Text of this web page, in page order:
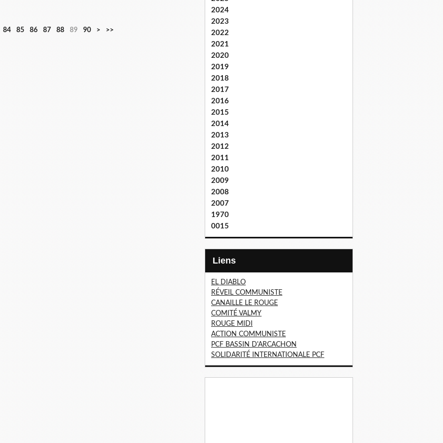
84 85 86 87 88 89 90
1
> >>
2024
2023
2022
2021
2020
2019
2018
2017
2016
2015
2014
2013
2012
2011
2010
2009
2008
2007
1970
0015
Liens
EL DIABLO
RÉVEIL COMMUNISTE
CANAILLE LE ROUGE
COMITÉ VALMY
ROUGE MIDI
ACTION COMMUNISTE
PCF BASSIN D'ARCACHON
SOLIDARITÉ INTERNATIONALE PCF